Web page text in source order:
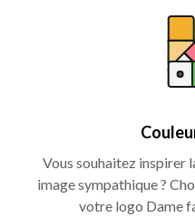
Vous souhaitez inspirer
image sympathique ?
votre logo Dame